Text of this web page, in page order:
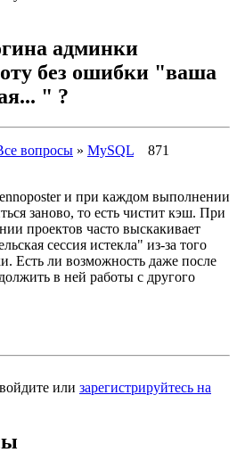
админки
без ошибки "ваша
" ?
вопросы » MySQL
871
и при каждом выполнении
заново, то есть чистит кэш. При
проектов часто выскакивает
сессия истекла" из-за того
Есть ли возможность даже после
в ней работы с другого
или зарегистрируйтесь на